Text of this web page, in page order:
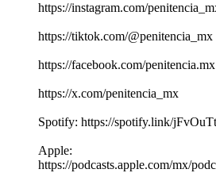
https://instagram.com/
https://tiktok.com/@penitencia_mx
https://facebook.com/penitencia.mx
https://x.com/penitencia_mx
Spotify: https://spotify.link/
Apple:
https://podcasts.apple.com/mx/